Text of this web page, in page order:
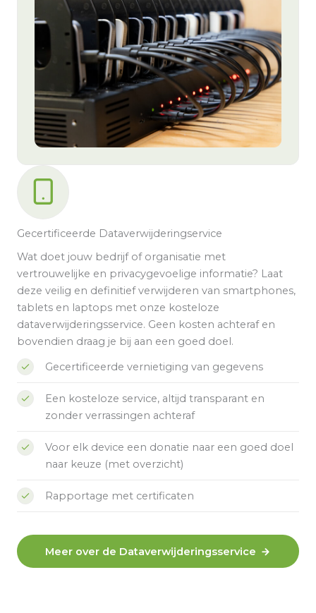
Gecertificeerde Dataverwijderingservice
Wat doet jouw bedrijf of organisatie met
vertrouwelijke en privacygevoelige informatie? Laat
deze veilig en definitief verwijderen van smartphones,
tablets en laptops met onze kosteloze
dataverwijderingsservice. Geen kosten achteraf en
bovendien draag je bij aan een goed doel.
Gecertificeerde vernietiging van gegevens
Een kosteloze service, altijd transparant en
zonder verrassingen achteraf
Voor elk device een donatie naar een goed doel
naar keuze (met overzicht)
Rapportage met certificaten
Meer over de Dataverwijderingsservice